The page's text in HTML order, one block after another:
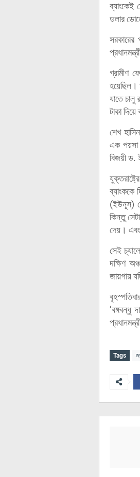
ব্যাংকেই
ডলার
সরকারের
গ্রামীণ
হয়েছিল।
যাতে
টাকা
শেখ
এক পয়সা
বিজয়ী
ব্যাংককে
(ইউনূস)
কিন্তু
দেয়। এবং
সেই
দক্ষিণ
জায়গায়
‘বঙ্গবন্ধু
Tags